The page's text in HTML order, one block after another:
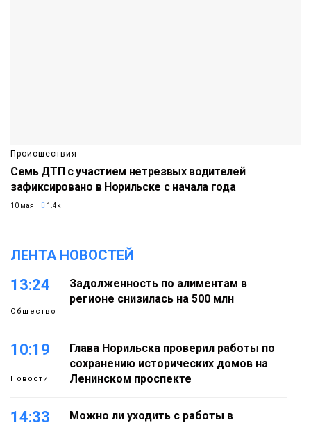
Происшествия
Семь ДТП с участием нетрезвых водителей
зафиксировано в Норильске с начала года
10 мая 1.4k
ЛЕНТА НОВОСТЕЙ
13:24
Общество
Задолженность по алиментам в
регионе снизилась на 500 млн
10:19
Новости
Глава Норильска проверил работы по
сохранению исторических домов на
Ленинском проспекте
14:33
Можно ли уходить с работы в